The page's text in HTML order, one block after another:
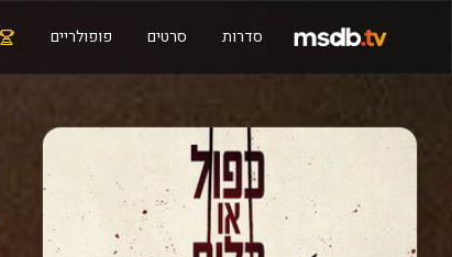
סדרות סרטים פופולריים